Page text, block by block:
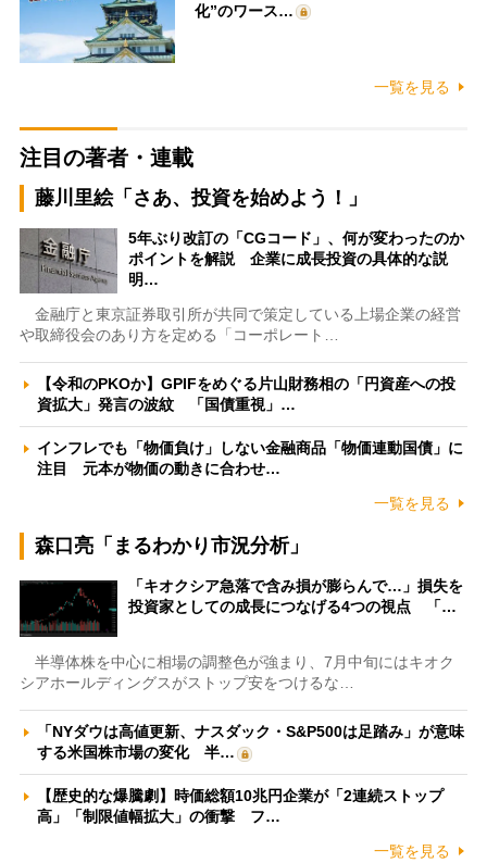
化”のワース…
一覧を見る
注目の著者・連載
藤川里絵「さあ、投資を始めよう！」
5年ぶり改訂の「CGコード」、何が変わったのか
ポイントを解説 企業に成長投資の具体的な説
明…
金融庁と東京証券取引所が共同で策定している上場企業の経営
や取締役会のあり方を定める「コーポレート…
【令和のPKOか】GPIFをめぐる片山財務相の「円資産への投
資拡大」発言の波紋 「国債重視」…
インフレでも「物価負け」しない金融商品「物価連動国債」に
注目 元本が物価の動きに合わせ…
一覧を見る
森口亮「まるわかり市況分析」
「キオクシア急落で含み損が膨らんで…」損失を
投資家としての成長につなげる4つの視点 「…
半導体株を中心に相場の調整色が強まり、7月中旬にはキオク
シアホールディングスがストップ安をつけるな…
「NYダウは高値更新、ナスダック・S&P500は足踏み」が意味
する米国株市場の変化 半…
【歴史的な爆騰劇】時価総額10兆円企業が「2連続ストップ
高」「制限値幅拡大」の衝撃 フ…
一覧を見る